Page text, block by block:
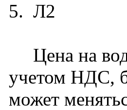
5. Л2
Цена на
учетом НДС,
может